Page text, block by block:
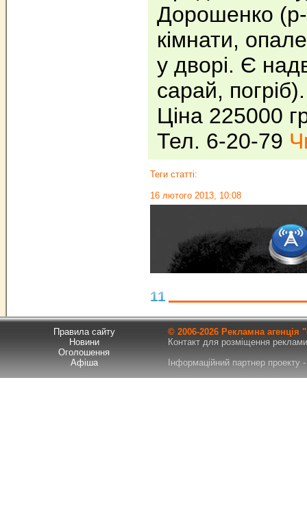
Дорошенко
кімнати,
у дворі. Є
сарай,
Ціна 225000
Тел. 6-20-79
Теги статті:
16 лютого 2013, 10:08
11
Правила сайту
Новини
Оголошення
Афіша
© 2006-2026 Рекламна
Контакт для розміщення
Інформаційний партнер проекту